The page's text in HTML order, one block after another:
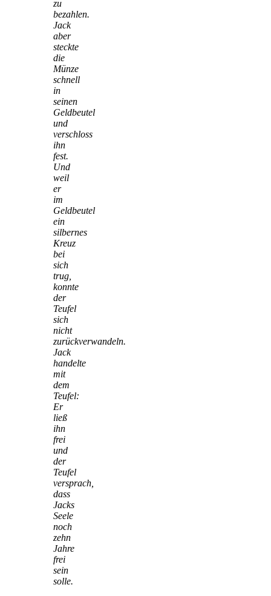
zu
bezahlen.
Jack
aber
steckte
die
Münze
schnell
in
seinen
Geldbeutel
und
verschloss
ihn
fest.
Und
weil
er
im
Geldbeutel
ein
silbernes
Kreuz
bei
sich
trug,
konnte
der
Teufel
sich
nicht
zurückverwandeln.
Jack
handelte
mit
dem
Teufel:
Er
ließ
ihn
frei
und
der
Teufel
versprach,
dass
Jacks
Seele
noch
zehn
Jahre
frei
sein
solle.